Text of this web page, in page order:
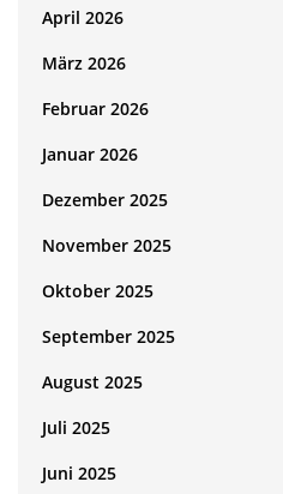
April 2026
März 2026
Februar 2026
Januar 2026
Dezember 2025
November 2025
Oktober 2025
September 2025
August 2025
Juli 2025
Juni 2025